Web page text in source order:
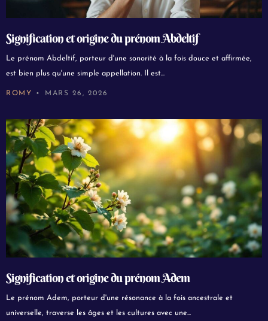
Signification et origine du prénom Abdeltif
Le prénom Abdeltif, porteur d'une sonorité à la fois douce et affirmée,
est bien plus qu'une simple appellation. Il est...
ROMY MARS 26, 2026
Signification et origine du prénom Adem
Le prénom Adem, porteur d'une résonance à la fois ancestrale et
universelle, traverse les âges et les cultures avec une...